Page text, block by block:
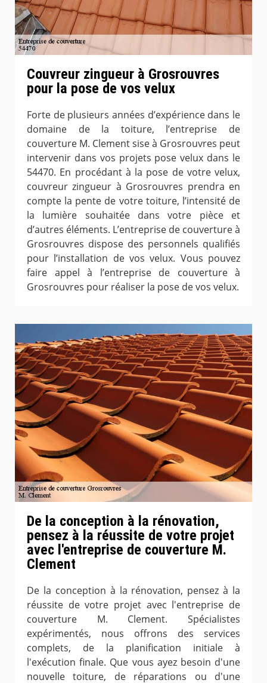
Couvreur zingueur à Grosrouvres
pour la pose de vos velux
Forte de plusieurs années d’expérience dans le
domaine de la toiture, l’entreprise de
couverture M. Clement sise à Grosrouvres peut
intervenir dans vos projets pose velux dans le
54470. En procédant à la pose de votre velux,
couvreur zingueur à Grosrouvres prendra en
compte la pente de votre toiture, l’intensité de
la lumière souhaitée dans votre pièce et
d’autres éléments. L’entreprise de couverture à
Grosrouvres dispose des personnels qualifiés
pour l’installation de vos velux. Vous pouvez
faire appel à l’entreprise de couverture à
Grosrouvres pour réaliser la pose de vos velux.
De la conception à la rénovation,
pensez à la réussite de votre projet
avec l'entreprise de couverture M.
Clement
De la conception à la rénovation, pensez à la
réussite de votre projet avec l'entreprise de
couverture M. Clement. Spécialistes
expérimentés, nous offrons des services
complets, de la planification initiale à
l'exécution finale. Que vous ayez besoin d'une
nouvelle toiture, de réparations ou d'une